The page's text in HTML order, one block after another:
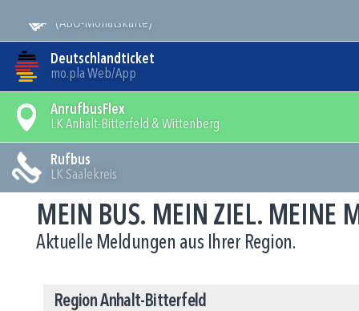
(ABO-Monatskarte)
Deutschlandticket
mo.pla Web/App
AnrufbusFlex
LK Anhalt-Bitterfeld & Wittenberg
Rufbus
LK Saalekreis
MEIN BUS. MEIN ZIEL. MEINE
Aktuelle Meldungen aus Ihrer Region.
Region Anhalt-Bitterfeld